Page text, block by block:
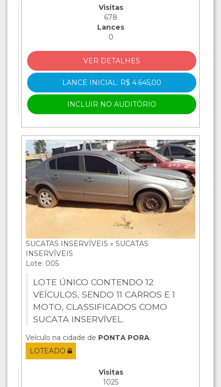
Visitas
678
Lances
0
VER DETALHES
LANCE INICIAL: R$ 4.645,00
INCLUIR NO AUDITÓRIO
SUCATAS INSERVÍVEIS » SUCATAS
INSERVÍVEIS
Lote: 005
LOTE ÚNICO CONTENDO 12
VEÍCULOS, SENDO 11 CARROS E 1
MOTO, CLASSIFICADOS COMO
SUCATA INSERVÍVEL.
Veículo na cidade de PONTA PORA.
LOTEADO
Visitas
1025